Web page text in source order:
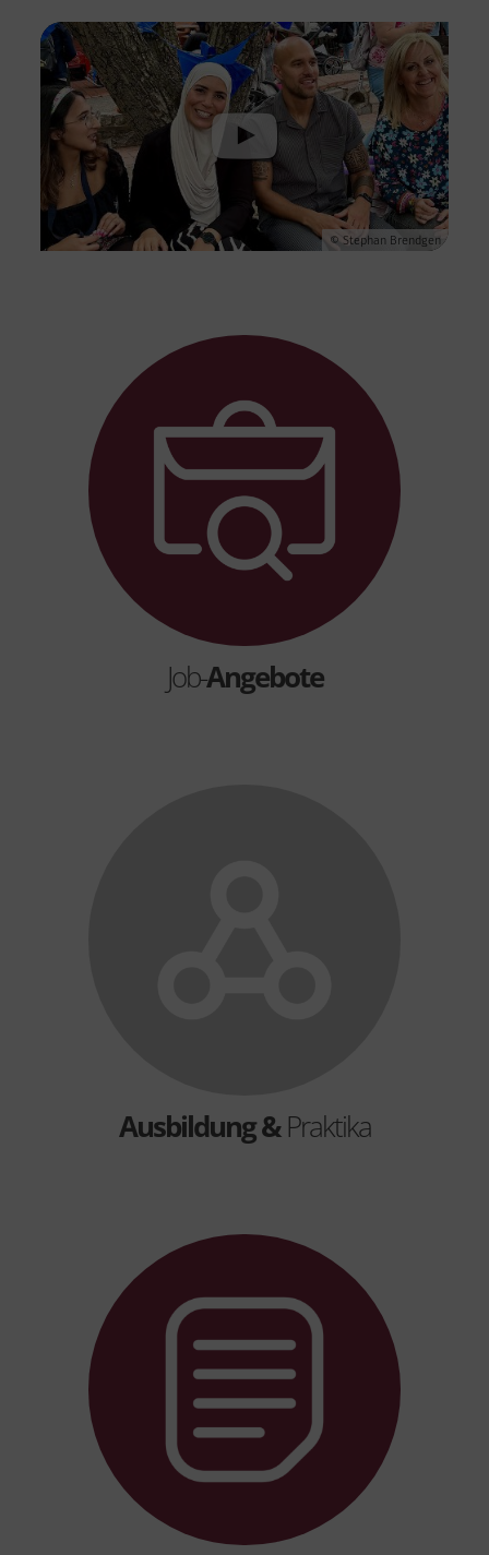
© SkF Familienzentrum Monikahaus – Frankfurt am Main
© Stephan Brendgen
Job-Angebote
Ausbildung &Praktika